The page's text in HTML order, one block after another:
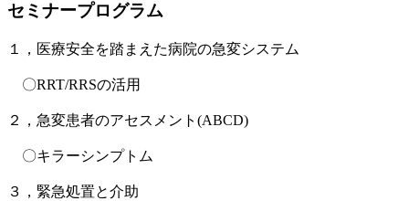
セミナープログラム
１，医療安全を踏まえた病院の急変システム
〇RRT/RRSの活用
２，急変患者のアセスメント(ABCD)
〇キラーシンプトム
３，緊急処置と介助